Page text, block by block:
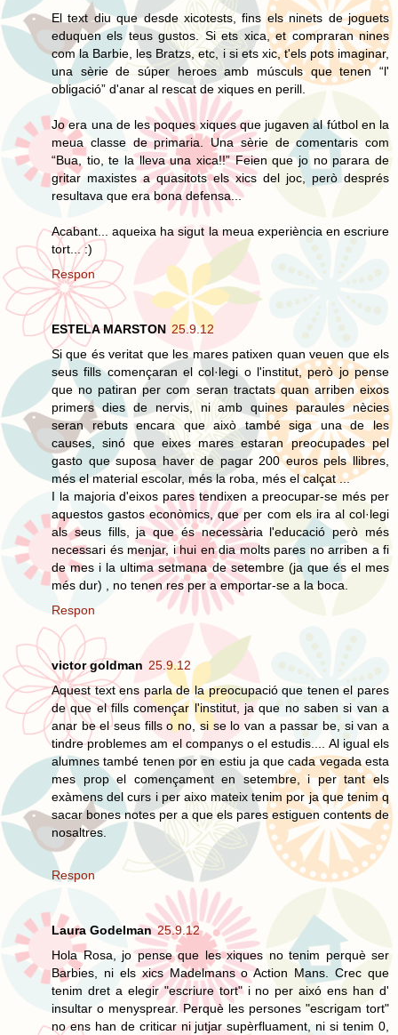
El text diu que desde xicotests, fins els ninets de joguets
eduquen els teus gustos. Si ets xica, et compraran nines
com la Barbie, les Bratzs, etc, i si ets xic, t'els pots imaginar,
una sèrie de súper heroes amb músculs que tenen “l'
obligació” d'anar al rescat de xiques en perill.
Jo era una de les poques xiques que jugaven al fútbol en la
meua classe de primaria. Una sèrie de comentaris com
“Bua, tio, te la lleva una xica!!” Feien que jo no parara de
gritar maxistes a quasitots els xics del joc, però després
resultava que era bona defensa...
Acabant... aqueixa ha sigut la meua experiència en escriure
tort... :)
Respon
ESTELA MARSTON 25.9.12
Si que és veritat que les mares patixen quan veuen que els
seus fills començaran el col·legi o l'institut, però jo pense
que no patiran per com seran tractats quan arriben eixos
primers dies de nervis, ni amb quines paraules nècies
seran rebuts encara que això també siga una de les
causes, sinó que eixes mares estaran preocupades pel
gasto que suposa haver de pagar 200 euros pels llibres,
més el material escolar, més la roba, més el calçat ...
I la majoria d'eixos pares tendixen a preocupar-se més per
aquestos gastos econòmics, que per com els ira al col·legi
als seus fills, ja que és necessària l'educació però més
necessari és menjar, i hui en dia molts pares no arriben a fi
de mes i la ultima setmana de setembre (ja que és el mes
més dur) , no tenen res per a emportar-se a la boca.
Respon
victor goldman 25.9.12
Aquest text ens parla de la preocupació que tenen el pares
de que el fills començar l'institut, ja que no saben si van a
anar be el seus fills o no, si se lo van a passar be, si van a
tindre problemes am el companys o el estudis.... Al igual els
alumnes també tenen por en estiu ja que cada vegada esta
mes prop el començament en setembre, i per tant els
exàmens del curs i per aixo mateix tenim por ja que tenim q
sacar bones notes per a que els pares estiguen contents de
nosaltres.
Respon
Laura Godelman 25.9.12
Hola Rosa, jo pense que les xiques no tenim perquè ser
Barbies, ni els xics Madelmans o Action Mans. Crec que
tenim dret a elegir "escriure tort" i no per aixó ens han d'
insultar o menysprear. Perquè les persones "escrigam tort"
no ens han de criticar ni jutjar supèrfluament, ni si tenim 0,